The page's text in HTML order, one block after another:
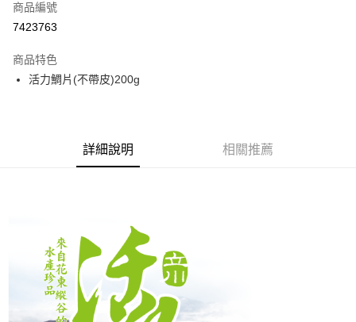
LINE Pay
街口支付
每筆NT$250，滿NT$2,600(含以上)免運費
商品編號
7423763
商品特色
活力鯛片(不帶皮)200g
詳細說明 相關推薦